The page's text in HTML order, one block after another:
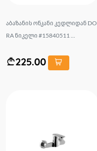
აბაზანის ონკანი კედლიდან DO
RA ნიკელი #15840511 ...
225.00